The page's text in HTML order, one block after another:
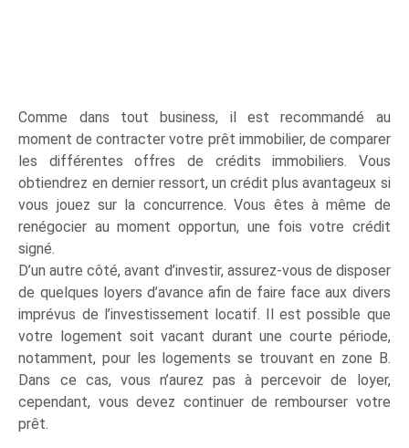
Comme dans tout business, il est recommandé au
moment de contracter votre prêt immobilier, de comparer
les différentes offres de crédits immobiliers. Vous
obtiendrez en dernier ressort, un crédit plus avantageux si
vous jouez sur la concurrence. Vous êtes à même de
renégocier au moment opportun, une fois votre crédit
signé.
D’un autre côté, avant d’investir, assurez-vous de disposer
de quelques loyers d’avance afin de faire face aux divers
imprévus de l’investissement locatif. Il est possible que
votre logement soit vacant durant une courte période,
notamment, pour les logements se trouvant en zone B.
Dans ce cas, vous n’aurez pas à percevoir de loyer,
cependant, vous devez continuer de rembourser votre
prêt.